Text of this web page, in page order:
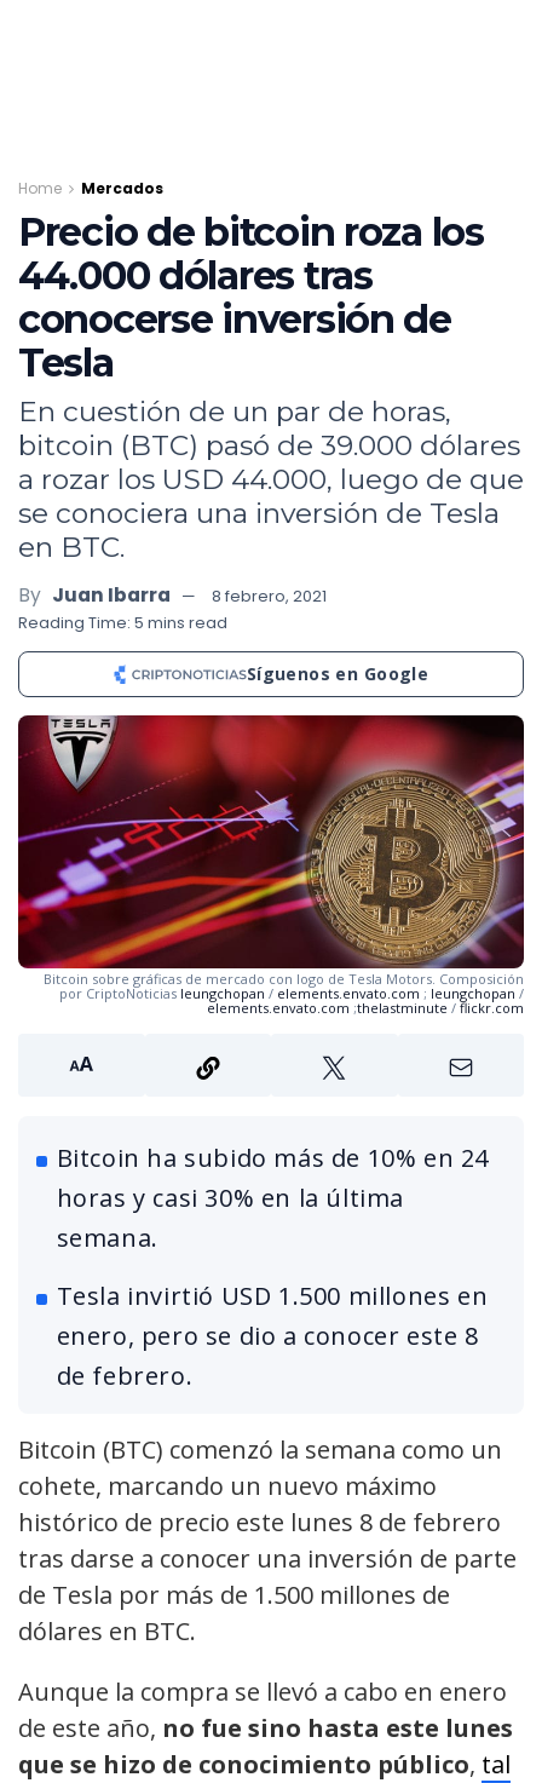
Home Mercados
Precio de bitcoin roza los
44.000 dólares tras
conocerse inversión de
Tesla
En cuestión de un par de horas,
bitcoin (BTC) pasó de 39.000 dólares
a rozar los USD 44.000, luego de que
se conociera una inversión de Tesla
en BTC.
By Juan Ibarra
8 febrero, 2021
Reading Time: 5 mins read
Síguenos en Google
Bitcoin sobre gráficas de mercado con logo de Tesla Motors. Composición
por CriptoNoticias leungchopan / elements.envato.com ; leungchopan /
elements.envato.com ;thelastminute / flickr.com
Bitcoin ha subido más de 10% en 24
horas y casi 30% en la última
semana.
Tesla invirtió USD 1.500 millones en
enero, pero se dio a conocer este 8
de febrero.
Bitcoin (BTC) comenzó la semana como un
cohete, marcando un nuevo máximo
histórico de precio este lunes 8 de febrero
tras darse a conocer una inversión de parte
de Tesla por más de 1.500 millones de
dólares en BTC.
Aunque la compra se llevó a cabo en enero
de este año, no fue sino hasta este lunes
que se hizo de conocimiento público, tal